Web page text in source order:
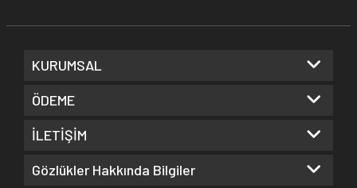
KURUMSAL
ÖDEME
İLETİŞİM
Gözlükler Hakkında Bilgiler